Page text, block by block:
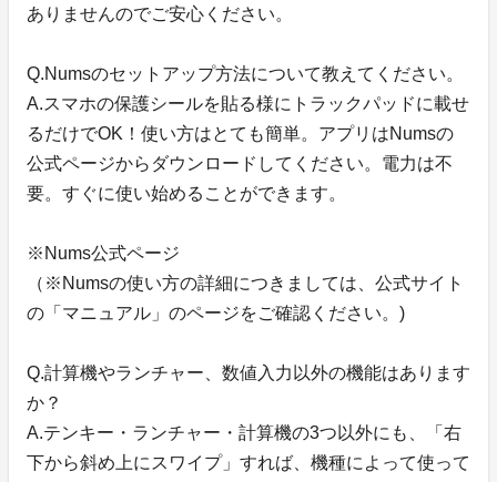
ありませんのでご安心ください。
Q.Numsのセットアップ方法について教えてください。
A.スマホの保護シールを貼る様にトラックパッドに載せ
るだけでOK！使い方はとても簡単。アプリはNumsの
公式ページからダウンロードしてください。電力は不
要。すぐに使い始めることができます。
※Nums公式ページ
（※Numsの使い方の詳細につきましては、公式サイト
の「マニュアル」のページをご確認ください。)
Q.計算機やランチャー、数値入力以外の機能はあります
か？
A.テンキー・ランチャー・計算機の3つ以外にも、「右
下から斜め上にスワイプ」すれば、機種によって使って